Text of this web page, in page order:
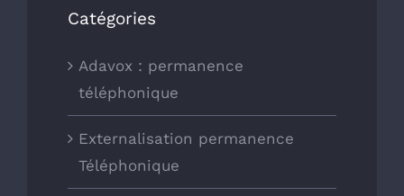
Catégories
Adavox : permanence
téléphonique
Externalisation permanence
Téléphonique